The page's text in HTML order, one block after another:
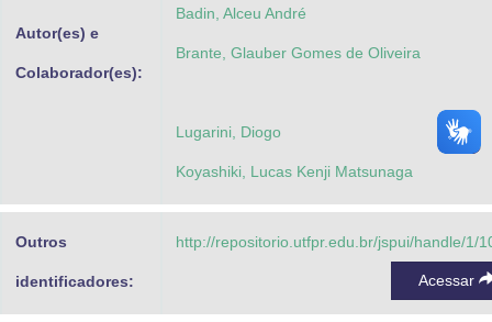
Autor(es) e
Colaborador(es):
Badin, Alceu André
Brante, Glauber Gomes de Oliveira
Lugarini, Diogo
Koyashiki, Lucas Kenji Matsunaga
Outros
identificadores:
http://repositorio.utfpr.edu.br/jspui/handle/1/
Acessar